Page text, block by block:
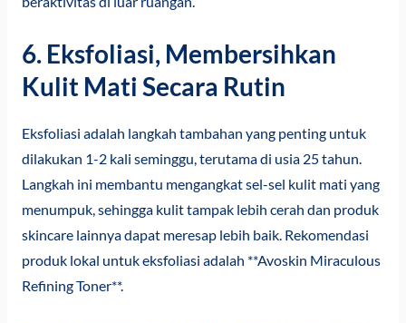
6. Eksfoliasi, Membersihkan
Kulit Mati Secara Rutin
Eksfoliasi adalah langkah tambahan yang penting untuk
dilakukan 1-2 kali seminggu, terutama di usia 25 tahun.
Langkah ini membantu mengangkat sel-sel kulit mati yang
menumpuk, sehingga kulit tampak lebih cerah dan produk
skincare lainnya dapat meresap lebih baik. Rekomendasi
produk lokal untuk eksfoliasi adalah **Avoskin Miraculous
Refining Toner**.